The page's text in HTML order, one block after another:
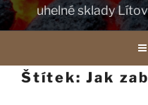
uhelné sklady
Štítek:Jak